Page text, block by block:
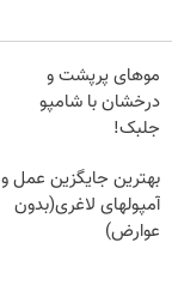
موهای پرپشت و
درخشان با شامپو
جلبک!
بهترین جایگزین عمل و
آمپولهای لاغری(بدون
عوارض)